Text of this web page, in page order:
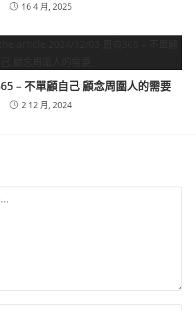
16 4 月, 2025
– 不單顧自己 顧念周圍人的需要
2 12 月, 2024